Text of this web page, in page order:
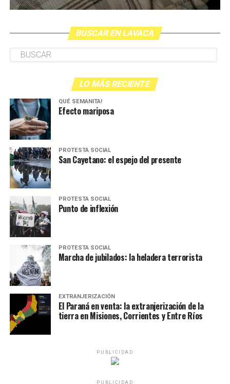
BUSCAR EN LAVACA
LO MÁS RECIENTE
QUÉ SEMANITA!
Efecto mariposa
PROTESTA SOCIAL
San Cayetano: el espejo del presente
PROTESTA SOCIAL
Punto de inflexión
PROTESTA SOCIAL
Marcha de jubilados: la heladera terrorista
EXTRANJERIZACIÓN
El Paraná en venta: la extranjerización de la
tierra en Misiones, Corrientes y Entre Ríos
PUBLICIDAD
PUBLICIDAD